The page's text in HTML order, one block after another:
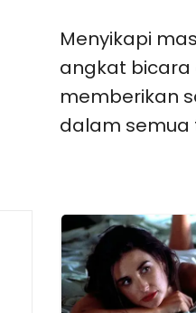
Menyikapi
angkat bicara
memberikan
dalam semua